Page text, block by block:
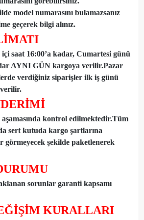
model numarasını bulamazsanız
geçerek bilgi alınız.
saat 16:00’a kadar, Cumartesi günü
AYNI GÜN kargoya verilir.Pazar
verdiğiniz siparişler ilk iş günü
kontrol edilmektedir.Tüm
sert kutuda kargo şartlarına
görmeyecek şekilde paketlenerek
sorunlar garanti kapsamı
KURALLARI